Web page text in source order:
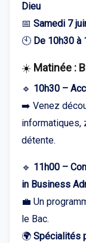
Dieu
📅 Samedi 7
🕙 De 10h30 à
☀️ Matinée :
🔹 10h30 –
➡️ Venez
informatiques,
détente.
🔹 11h00 –
in Business
💼 Un
le Bac.
🌍 Spécialités